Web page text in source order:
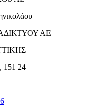
ΑΕ
151 24